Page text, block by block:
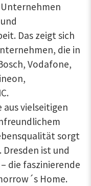
Das zeigt sich
die in
Vodafone,
aus vielseitigen
sorgt
ist und
die faszinierende
Home.